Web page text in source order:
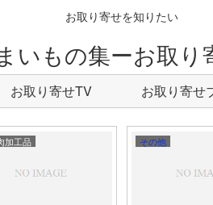
お取り寄せを知りたい
いもの集ーお取り
お取り寄せTV お取り寄せ
加工品 その他